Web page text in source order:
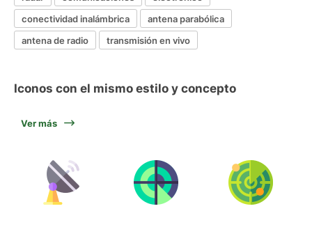
conectividad inalámbrica
antena parabólica
antena de radio
transmisión en vivo
Iconos con el mismo estilo y concepto
Ver más